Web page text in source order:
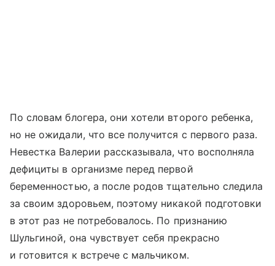
По словам блогера, они хотели второго ребенка,
но не ожидали, что все получится с первого раза.
Невестка Валерии рассказывала, что восполняла
дефициты в организме перед первой
беременностью, а после родов тщательно следила
за своим здоровьем, поэтому никакой подготовки
в этот раз не потребовалось. По признанию
Шульгиной, она чувствует себя прекрасно
и готовится к встрече с мальчиком.